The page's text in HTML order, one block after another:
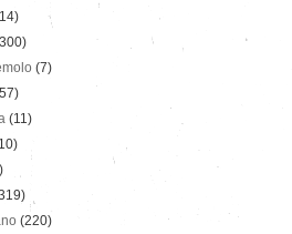
(7)
(11)
(220)